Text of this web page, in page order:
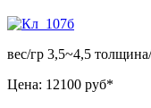
вес/гр 3,5~4,5
Цена: 12100 руб*